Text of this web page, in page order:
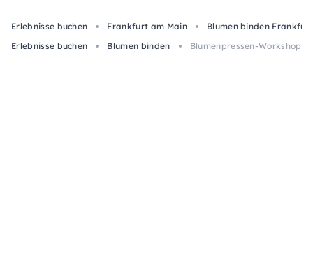
Erlebnisse buchen Frankfurt am Main
Blumen binden
Erlebnisse buchen
Blumen binden Blumenpressen-Workshop